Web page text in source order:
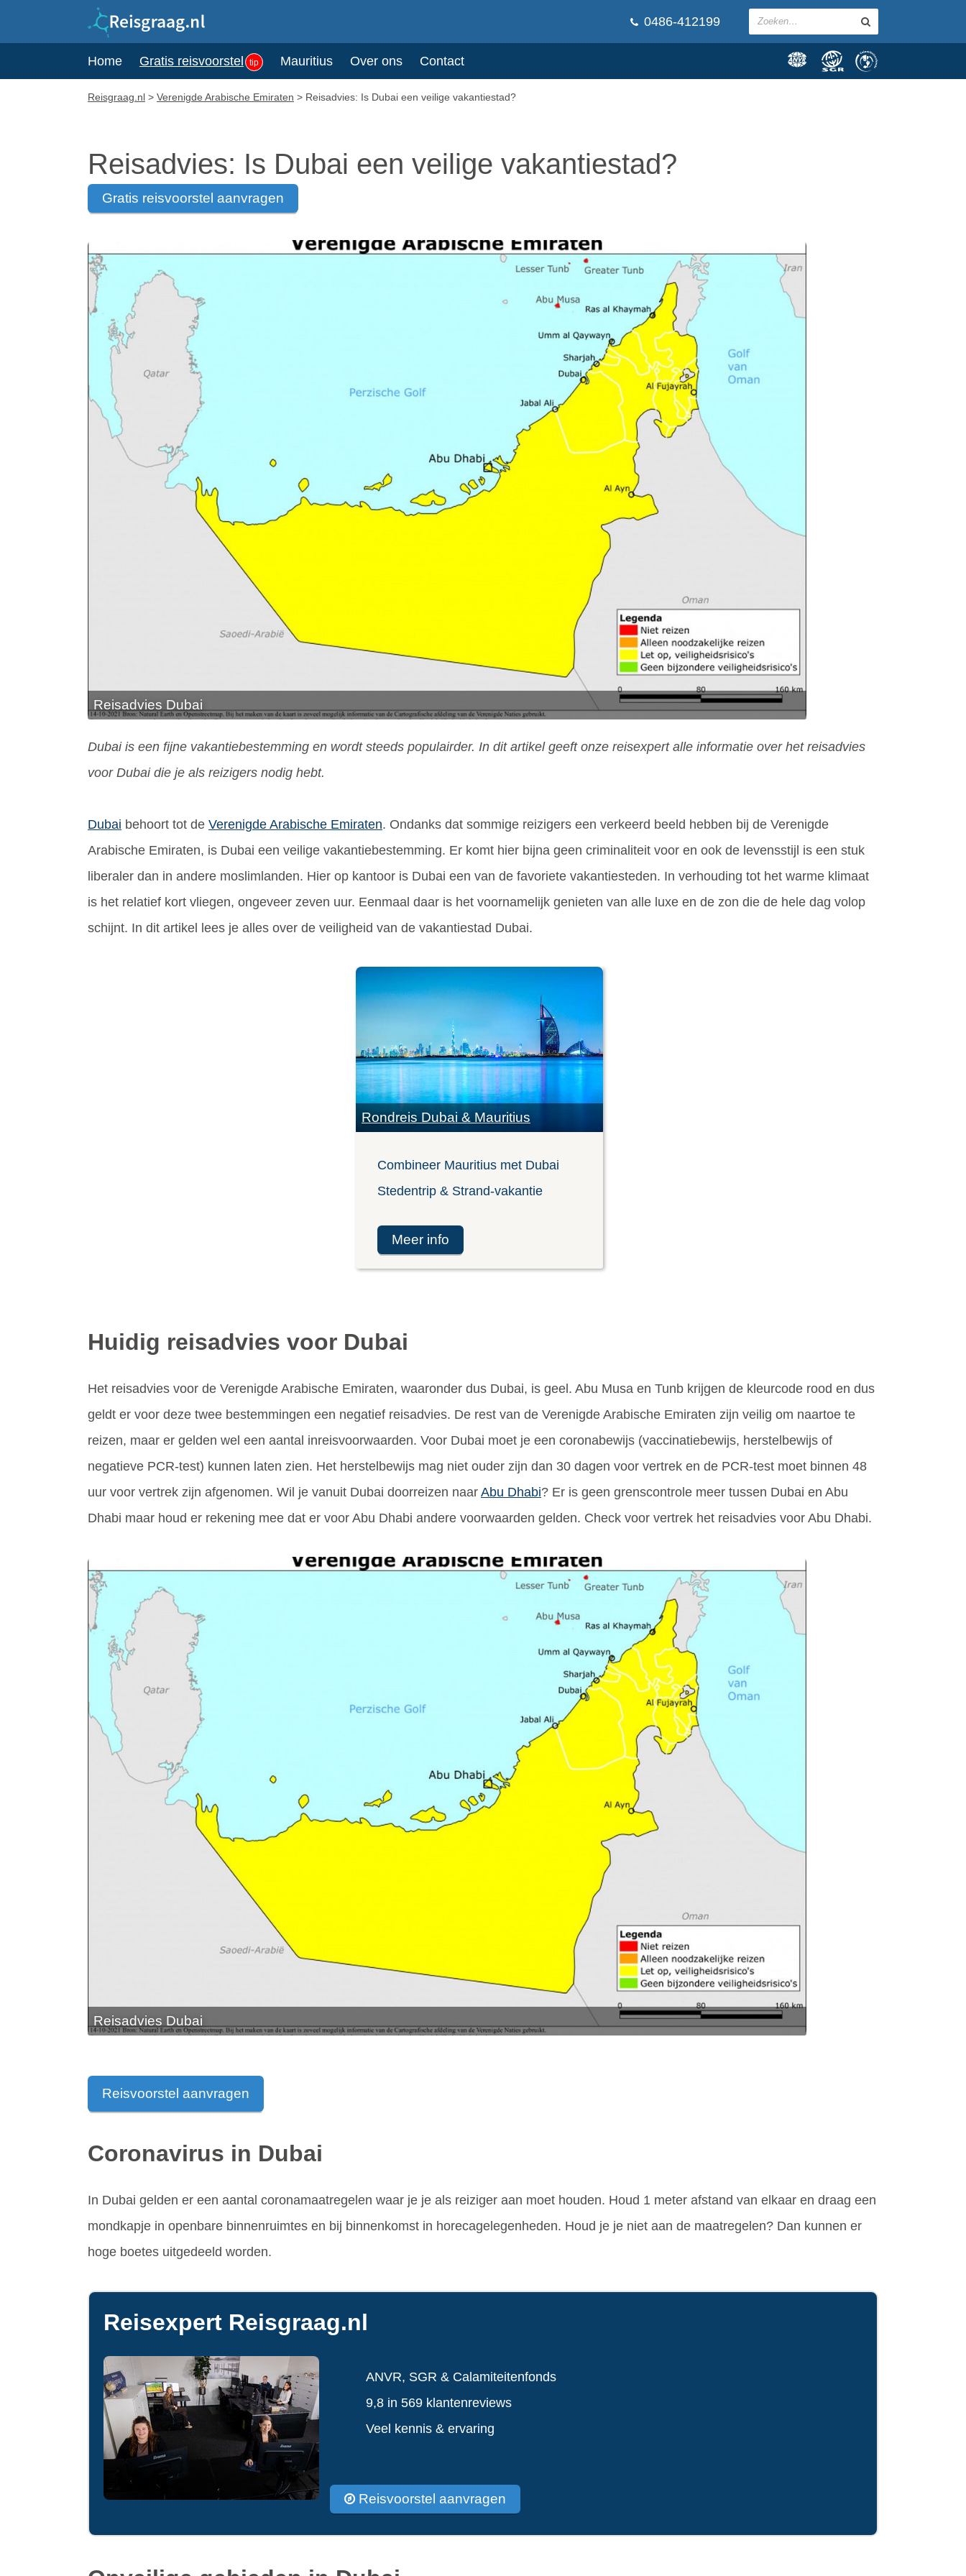
0486-412199
Home Gratis reisvoorstel tip Mauritius Over ons Contact
Reisgraag.nl > Verenigde Arabische Emiraten > Reisadvies: Is Dubai een veilige vakantiestad?
Reisadvies: Is Dubai een veilige vakantiestad?
gratis reisvoorstel aanvragen
Reisadvies Dubai
Dubai is een fijne vakantiebestemming en wordt steeds populairder. In dit artikel geeft onze reisexpert alle informatie over het reisadvies
voor Dubai die je als reizigers nodig hebt.
Dubai behoort tot de Verenigde Arabische Emiraten. Ondanks dat sommige reizigers een verkeerd beeld hebben bij de Verenigde
Arabische Emiraten, is Dubai een veilige vakantiebestemming. Er komt hier bijna geen criminaliteit voor en ook de levensstijl is een stuk
liberaler dan in andere moslimlanden. Hier op kantoor is Dubai een van de favoriete vakantiesteden. In verhouding tot het warme klimaat
is het relatief kort vliegen, ongeveer zeven uur. Eenmaal daar is het voornamelijk genieten van alle luxe en de zon die de hele dag volop
schijnt. In dit artikel lees je alles over de veiligheid van de vakantiestad Dubai.
Rondreis Dubai & Mauritius
Combineer Mauritius met Dubai
Stedentrip & Strand-vakantie
meer info
Huidig reisadvies voor Dubai
Het reisadvies voor de Verenigde Arabische Emiraten, waaronder dus Dubai, is geel. Abu Musa en Tunb krijgen de kleurcode rood en dus
geldt er voor deze twee bestemmingen een negatief reisadvies. De rest van de Verenigde Arabische Emiraten zijn veilig om naartoe te
reizen, maar er gelden wel een aantal inreisvoorwaarden. Voor Dubai moet je een coronabewijs (vaccinatiebewijs, herstelbewijs of
negatieve PCR-test) kunnen laten zien. Het herstelbewijs mag niet ouder zijn dan 30 dagen voor vertrek en de PCR-test moet binnen 48
uur voor vertrek zijn afgenomen. Wil je vanuit Dubai doorreizen naar Abu Dhabi? Er is geen grenscontrole meer tussen Dubai en Abu
Dhabi maar houd er rekening mee dat er voor Abu Dhabi andere voorwaarden gelden. Check voor vertrek het reisadvies voor Abu Dhabi.
Reisadvies Dubai
Reisvoorstel aanvragen
Coronavirus in Dubai
In Dubai gelden er een aantal coronamaatregelen waar je je als reiziger aan moet houden. Houd 1 meter afstand van elkaar en draag een
mondkapje in openbare binnenruimtes en bij binnenkomst in horecagelegenheden. Houd je je niet aan de maatregelen? Dan kunnen er
hoge boetes uitgedeeld worden.
Reisexpert Reisgraag.nl
ANVR, SGR & Calamiteitenfonds
9,8 in 569 klantenreviews
Veel kennis & ervaring
Reisvoorstel aanvragen